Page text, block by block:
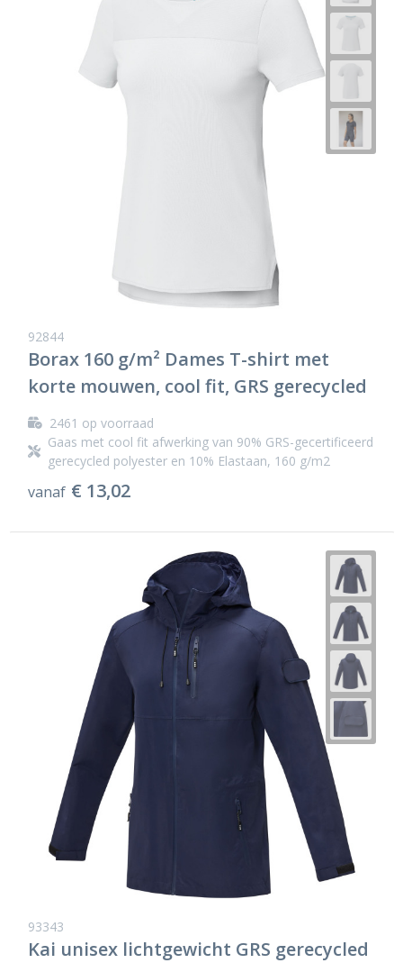
92844
Borax 160 g/m² Dames T-shirt met
korte mouwen, cool fit, GRS gerecycled
2461 op voorraad
Gaas met cool fit afwerking van 90% GRS-gecertificeerd
gerecycled polyester en 10% Elastaan, 160 g/m2
vanaf € 13,02
93343
Kai unisex lichtgewicht GRS gerecycled